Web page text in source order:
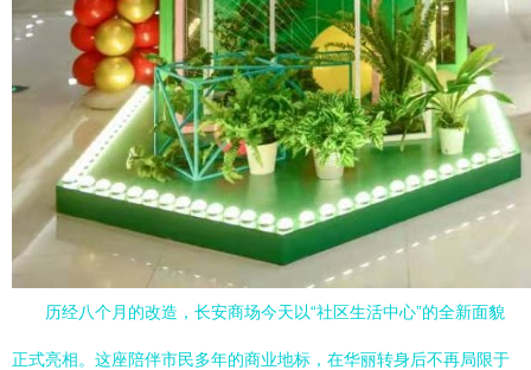
历经八个月的改造，长安商场今天以“社区生活中心”的全新面貌
正式亮相。这座陪伴市民多年的商业地标，在华丽转身后不再局限于